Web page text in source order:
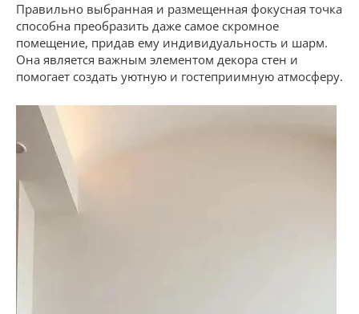
Правильно выбранная и размещенная фокусная точка
способна преобразить даже самое скромное
помещение, придав ему индивидуальность и шарм.
Она является важным элементом декора стен и
помогает создать уютную и гостеприимную атмосферу.